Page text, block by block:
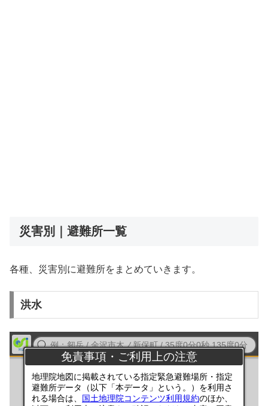
災害別｜避難所一覧
各種、災害別に避難所をまとめていきます。
洪水